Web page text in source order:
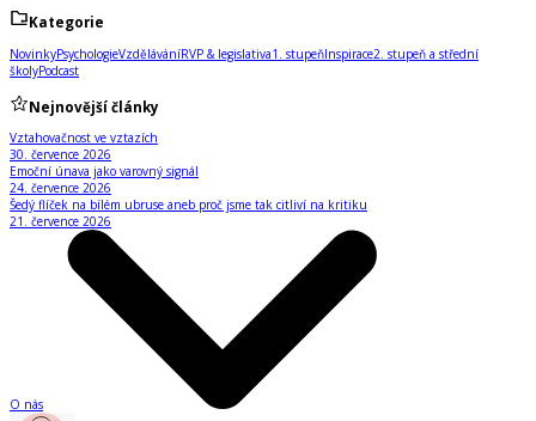
Kategorie
NovinkyPsychologieVzděláváníRVP & legislativa1. stupeňInspirace2. stupeň a střední
školyPodcast
Nejnovější články
Vztahovačnost ve vztazích
30. července 2026
Emoční únava jako varovný signál
24. července 2026
Šedý flíček na bílém ubruse aneb proč jsme tak citliví na kritiku
21. července 2026
O nás